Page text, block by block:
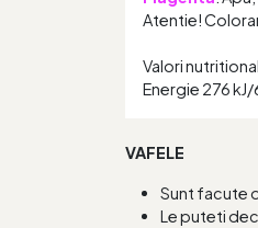
Atentie!
Valori
Energie 276
VAFELE
Sunt facute
Le puteti